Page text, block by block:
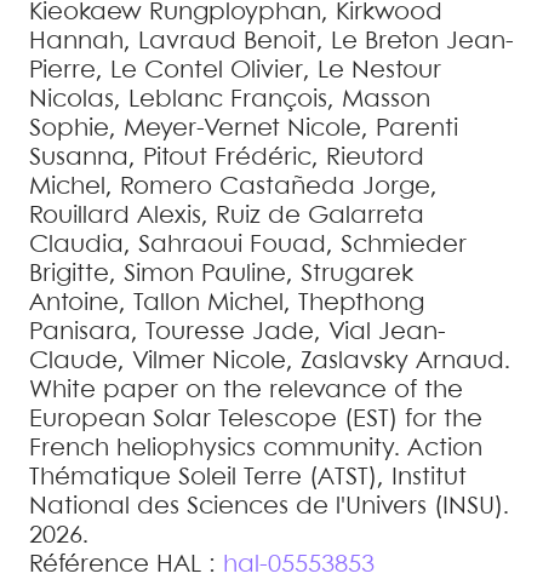
Kieokaew Rungployphan, Kirkwood
Hannah, Lavraud Benoit, Le Breton Jean-
Pierre, Le Contel Olivier, Le Nestour
Nicolas, Leblanc François, Masson
Sophie, Meyer-Vernet Nicole, Parenti
Susanna, Pitout Frédéric, Rieutord
Michel , Romero Castañeda Jorge,
Rouillard Alexis, Ruiz de Galarreta
Claudia, Sahraoui Fouad , Schmieder
Brigitte, Simon Pauline, Strugarek
Antoine, Tallon Michel ,
Thepthong
Panisara, Touresse Jade, Vial
Jean-
Claude, Vilmer Nicole, Zaslavsky Arnaud .
White paper on the relevance of the
European Solar Telescope (EST) for the
French heliophysics community. Action
Thématique Soleil Terre (ATST), Institut
National des Sciences de l'Univers (INSU).
2026.
Référence HAL : hal-05553853